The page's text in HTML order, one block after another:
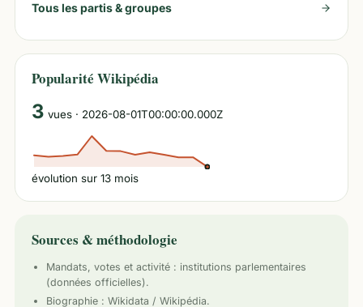
Tous les partis & groupes
Popularité Wikipédia
3 vues · 2026-08-01T00:00:00.000Z
évolution sur 13 mois
Sources & méthodologie
Mandats, votes et activité : institutions parlementaires
(données officielles).
Biographie : Wikidata / Wikipédia.